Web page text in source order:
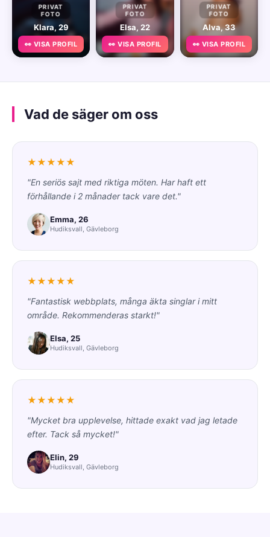
PRIVAT
FOTO
Klara, 29
👀 VISA PROFIL
PRIVAT
FOTO
Elsa, 22
👀 VISA PROFIL
PRIVAT
FOTO
Alva, 33
👀 VISA PROFIL
Vad de säger om oss
★★★★★
"En seriös sajt med riktiga möten. Har haft ett
förhållande i 2 månader tack vare det."
Emma, 26
Hudiksvall, Gävleborg
★★★★★
"Fantastisk webbplats, många äkta singlar i mitt
område. Rekommenderas starkt!"
Elsa, 25
Hudiksvall, Gävleborg
★★★★★
"Mycket bra upplevelse, hittade exakt vad jag letade
efter. Tack så mycket!"
Elin, 29
Hudiksvall, Gävleborg